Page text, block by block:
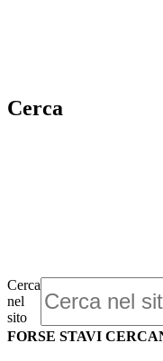
Cerca
Cerca
nel
sito
FORSE STAVI